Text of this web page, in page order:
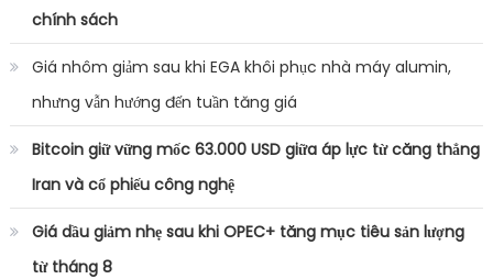
chính sách
Giá nhôm giảm sau khi EGA khôi phục nhà máy alumin,
nhưng vẫn hướng đến tuần tăng giá
Bitcoin giữ vững mốc 63.000 USD giữa áp lực từ căng thẳng
Iran và cổ phiếu công nghệ
Giá dầu giảm nhẹ sau khi OPEC+ tăng mục tiêu sản lượng
từ tháng 8